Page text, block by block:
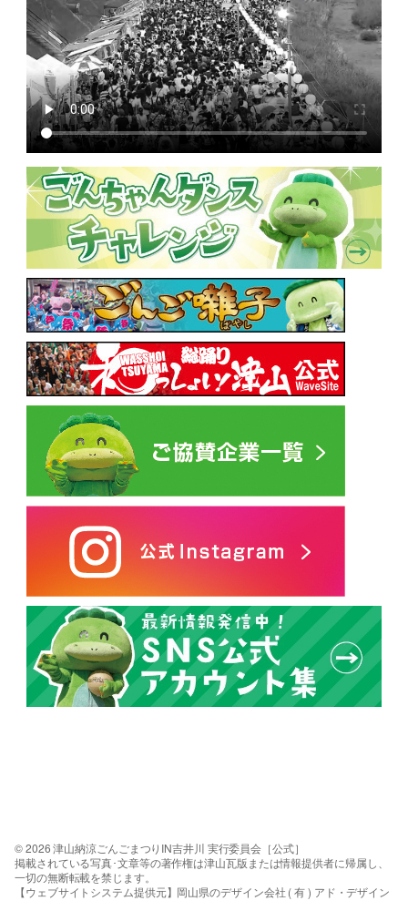
© 2026 津山納涼ごんごまつりIN吉井川 実行委員会［公式］
掲載されている写真･文章等の著作権は津山瓦版または情報提供者に帰属し、
一切の無断転載を禁じます。
【ウェブサイトシステム提供元】岡山県のデザイン会社 ( 有 ) アド・デザイン